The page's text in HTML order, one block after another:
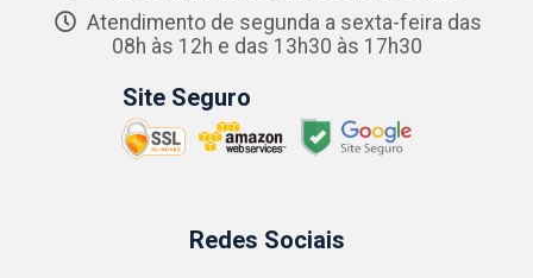
Atendimento de segunda a sexta-feira das
08h às 12h e das 13h30 às 17h30
Site Seguro
Redes Sociais